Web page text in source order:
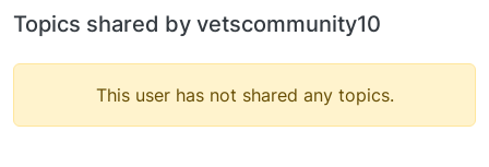
Topics shared by vetscommunity10
This user has not shared any topics.